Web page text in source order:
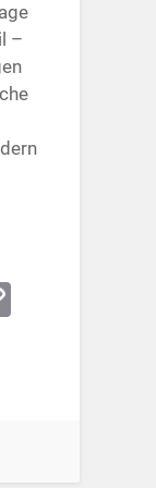
–
Copy